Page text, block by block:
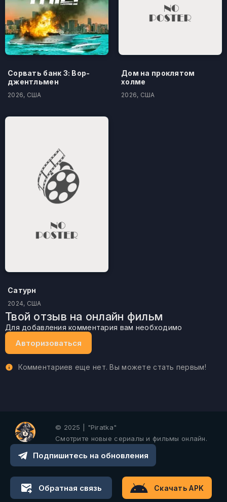
Сорвать банк 3: Вор-
джентльмен
2026, США
Дом на проклятом
холме
2026, США
Сатурн
2024, США
Твой отзыв на онлайн фильм
Для добавления комментария вам необходимо
Авторизоваться
Комментариев еще нет. Вы можете стать первым!
© 2025 | "Piratka"
Смотрите новые сериалы и фильмы онлайн.
Подпишитесь на обновления
Обратная связь Скачать APK